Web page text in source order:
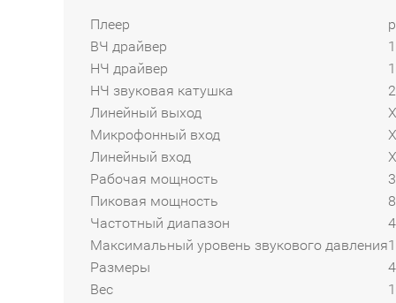
Плеер
ВЧ драйвер
НЧ драйвер
НЧ звуковая катушка
Линейный выход
Микрофонный вход
Линейный вход
Рабочая мощность
Пиковая мощность
Частотный диапазон
Максимальный уровень звукового давления
Размеры
Вес